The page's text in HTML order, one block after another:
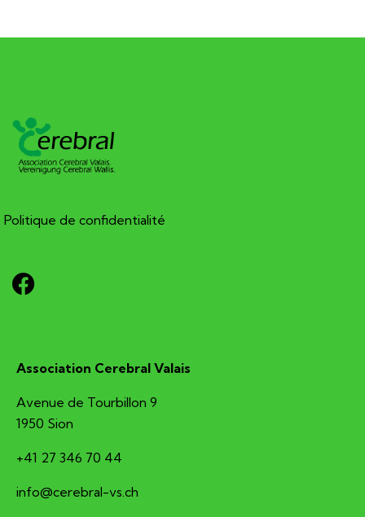
Politique de confidentialité
Association Cerebral Valais
Avenue de Tourbillon 9
1950 Sion
+41 27 346 70 44
hc.sv-larberec@ofni